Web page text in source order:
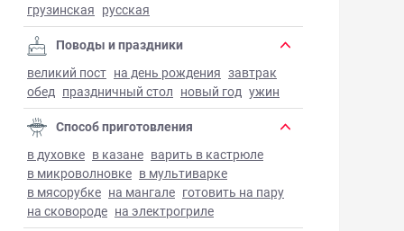
грузинская русская
Поводы и праздники
великий пост на день рождения завтрак
обед праздничный стол новый год ужин
Способ приготовления
в духовке в казане варить в кастрюле
в микроволновке в мультиварке
в мясорубке на мангале готовить на пару
на сковороде на электрогриле